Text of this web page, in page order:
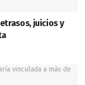
juicios y